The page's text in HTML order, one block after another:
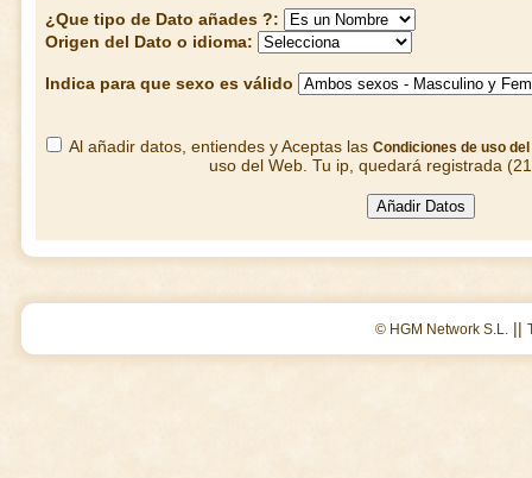
¿Que tipo de Dato añades ?:
Origen del Dato o idioma:
Indica para que sexo es válido
Al añadir datos, entiendes y Aceptas las Condiciones de uso del
uso del Web. Tu ip, quedará registrada
© HGM Network S.L. ||